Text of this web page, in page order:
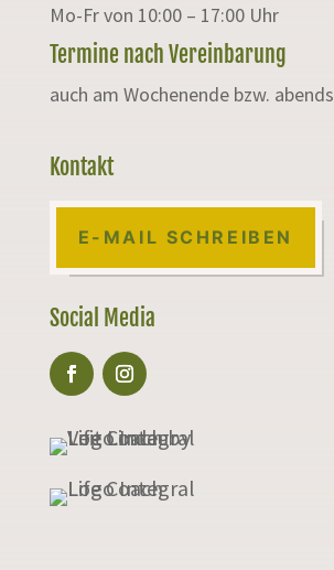
Mo-Fr von 10:00 – 17:00 Uhr
Termine nach Vereinbarung
auch am Wochenende bzw. abends
Kontakt
E-MAIL SCHREIBEN
Social Media